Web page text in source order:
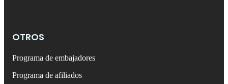
OTROS
Programa de embajadores
Programa de afiliados